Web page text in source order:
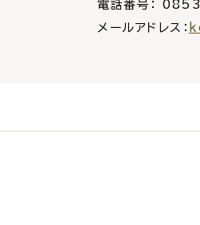
電話番号：
メールアドレス：